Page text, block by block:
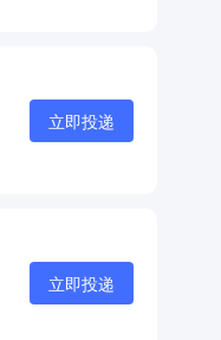
立即投递
立即投递